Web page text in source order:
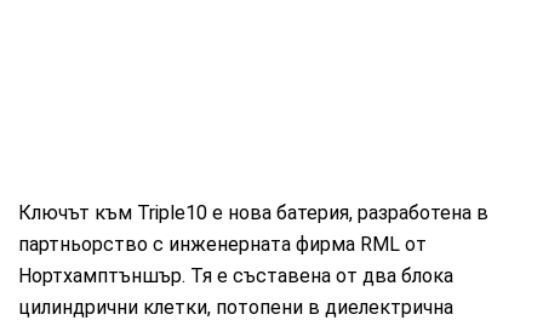
Ключът към Triple10 е нова батерия, разработена в
партньорство с инженерната фирма RML от
Нортхамптъншър. Тя е съставена от два блока
цилиндрични клетки, потопени в диелектрична